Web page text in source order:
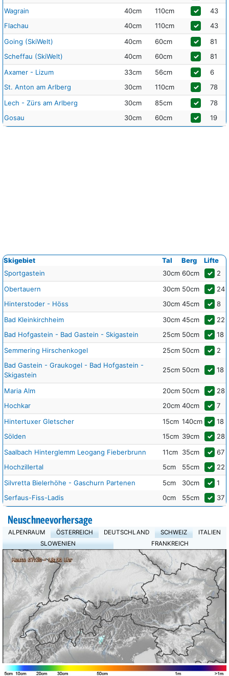
Wagrain
40cm 110cm ✓
43
Flachau
40cm 110cm ✓
43
Going (SkiWelt)
40cm 60cm ✓
81
Scheffau (SkiWelt)
40cm 60cm ✓
81
Axamer - Lizum
33cm 56cm ✓
6
St. Anton am Arlberg
30cm 110cm ✓
78
Lech - Zürs am Arlberg
30cm 85cm ✓
78
Gosau
30cm 60cm ✓ 19
Skigebiet Tal Berg
Lifte
Sportgastein
30cm 60cm ✓ 2
Obertauern
30cm 50cm ✓ 24
Hinterstoder - Höss
30cm 45cm ✓ 8
Bad Kleinkirchheim
30cm 45cm ✓ 22
Bad Hofgastein - Bad Gastein - Skigastein
25cm 50cm ✓ 18
Semmering Hirschenkogel
25cm 50cm ✓ 2
Bad Gastein - Graukogel - Bad Hofgastein -
Skigastein
25cm 50cm ✓ 18
Maria Alm 20cm 50cm ✓ 28
Hochkar
20cm 40cm ✓ 7
Hintertuxer Gletscher
15cm 140cm ✓ 18
Sölden
15cm 39cm ✓ 28
Saalbach Hinterglemm Leogang Fieberbrunn
11cm 35cm ✓ 67
Hochzillertal
5cm 55cm ✓ 22
Silvretta Bielerhöhe - Gaschurn Partenen
5cm 30cm ✓ 1
Serfaus-Fiss-Ladis
0cm 55cm ✓ 37
Neuschneevorhersage
ALPENRAUM ÖSTERREICH DEUTSCHLAND SCHWEIZ
ITALIEN
SLOWENIEN
FRANKREICH